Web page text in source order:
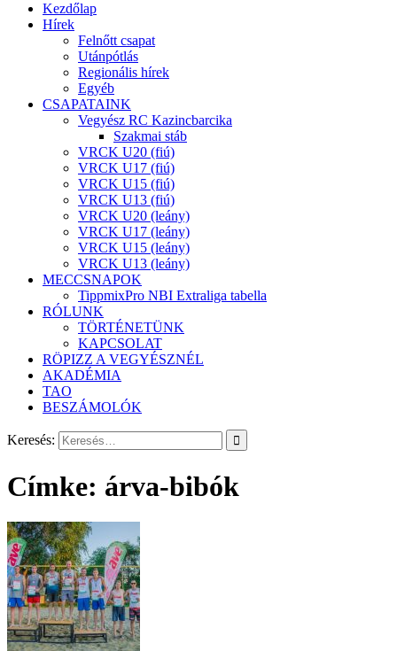
Kezdőlap
Hírek
Felnőtt csapat
Utánpótlás
Regionális hírek
Egyéb
CSAPATAINK
Vegyész RC Kazincbarcika
Szakmai stáb
VRCK U20 (fiú)
VRCK U17 (fiú)
VRCK U15 (fiú)
VRCK U13 (fiú)
VRCK U20 (leány)
VRCK U17 (leány)
VRCK U15 (leány)
VRCK U13 (leány)
MECCSNAPOK
TippmixPro NBI Extraliga tabella
RÓLUNK
TÖRTÉNETÜNK
KAPCSOLAT
RÖPIZZ A VEGYÉSZNÉL
AKADÉMIA
TAO
BESZÁMOLÓK
Keresés:
Címke: árva-bibók